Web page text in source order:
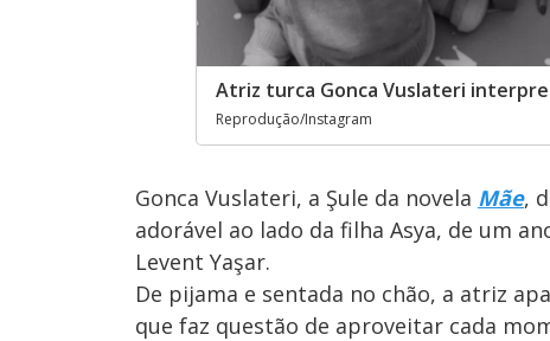
Atriz turca Gonca Vuslateri
Reprodução/Instagram
Gonca Vuslateri, a Şule da novela Mãe,
adorável ao lado da filha Asya, de um
Levent Yaşar.
De pijama e sentada no chão, a atriz
que faz questão de aproveitar cada